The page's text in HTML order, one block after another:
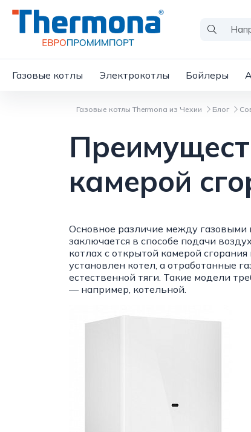
Газовые котлы Электрокотлы Бойлеры
Газовые котлы Thermona из Чехии Блог
камерой
Основное различие между газовыми
заключается в способе подачи
котлах с открытой камерой
установлен котел, а отработанные
естественной тяги. Такие модели
— например, котельной.